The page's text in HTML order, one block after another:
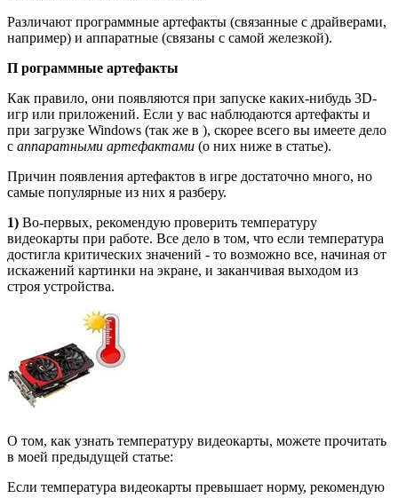
Различают программные артефакты (связанные с драйверами,
например) и аппаратные (связаны с самой железкой).
П рограммные артефакты
Как правило, они появляются при запуске каких-нибудь 3D-
игр или приложений. Если у вас наблюдаются артефакты и
при загрузке Windows (так же в ), скорее всего вы имеете дело
с аппаратными артефактами (о них ниже в статье).
Причин появления артефактов в игре достаточно много, но
самые популярные из них я разберу.
1) Во-первых, рекомендую проверить температуру
видеокарты при работе. Все дело в том, что если температура
достигла критических значений - то возможно все, начиная от
искажений картинки на экране, и заканчивая выходом из
строя устройства.
О том, как узнать температуру видеокарты, можете прочитать
в моей предыдущей статье:
Если температура видеокарты превышает норму, рекомендую